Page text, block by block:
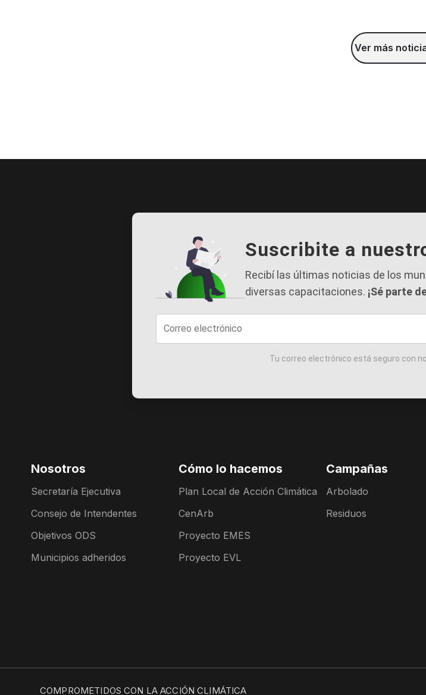
Ver más
Suscribite a
Recibí las últimas noticias de los
diversas capacitaciones. ¡Sé parte
Tu correo electrónico está seguro con
Nosotros
Secretaría Ejecutiva
Consejo de Intendentes
Objetivos ODS
Municipios adheridos
Cómo lo hacemos
Plan Local de Acción Climática
CenArb
Proyecto EMES
Proyecto EVL
Campañas
Arbolado
Residuos
COMPROMETIDOS CON LA ACCIÓN CLIMÁTICA